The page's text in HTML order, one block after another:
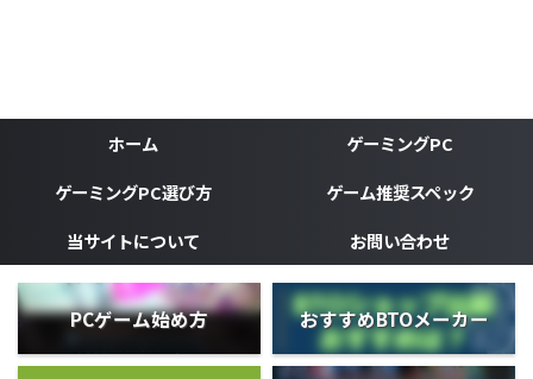
ホーム
ゲーミングPC
ゲーミングPC選び方
ゲーム推奨スペック
当サイトについて
お問い合わせ
PCゲーム始め方 おすすめBTOメーカー